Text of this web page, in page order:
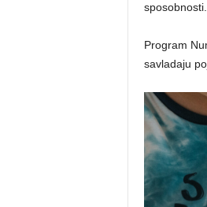
sposobnosti.
Program
savladaju